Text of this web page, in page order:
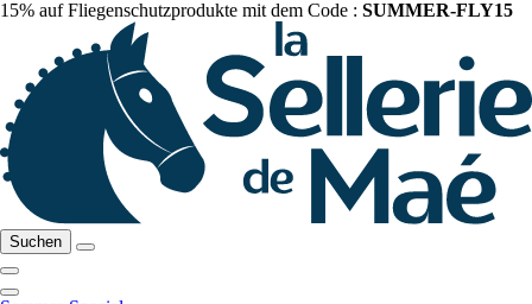
15% auf Fliegenschutzprodukte mit dem Code : SUMMER-FLY15
Suchen